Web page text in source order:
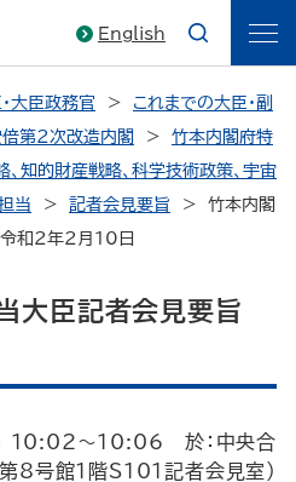
English
大臣政務官
これまでの大臣・副
第2次改造内閣
竹本内閣府特
、知的財産戦略、科学技術政策、宇宙
当
記者会見要旨
竹本内閣
令和2年2月10日
大臣記者会見要旨
） 10:02～10:06 於：中央合
8号館1階S101記者会見室）